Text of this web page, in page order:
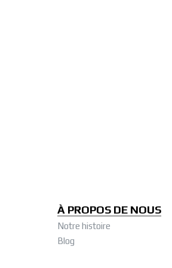
À PROPOS DE NOUS
Notre histoire
Blog